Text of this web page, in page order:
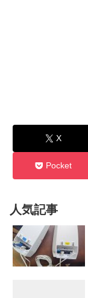
X
Pocket
人気記事